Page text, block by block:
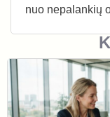
nuo nepalankių